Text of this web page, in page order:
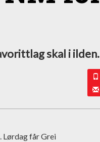
skal i ilden.
Lørdag får Grei